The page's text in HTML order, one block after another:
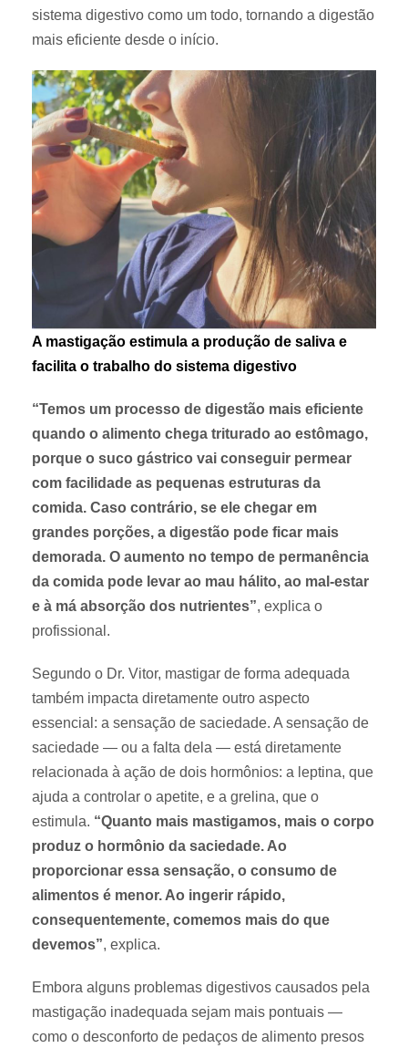
sistema digestivo como um todo, tornando a digestão
mais eficiente desde o início.
A mastigação estimula a produção de saliva e
facilita o trabalho do sistema digestivo
“Temos um processo de digestão mais eficiente
quando o alimento chega triturado ao estômago,
porque o suco gástrico vai conseguir permear
com facilidade as pequenas estruturas da
comida. Caso contrário, se ele chegar em
grandes porções, a digestão pode ficar mais
demorada. O aumento no tempo de permanência
da comida pode levar ao mau hálito, ao mal-estar
e à má absorção dos nutrientes”, explica o
profissional.
Segundo o Dr. Vitor, mastigar de forma adequada
também impacta diretamente outro aspecto
essencial: a sensação de saciedade. A sensação de
saciedade — ou a falta dela — está diretamente
relacionada à ação de dois hormônios: a leptina, que
ajuda a controlar o apetite, e a grelina, que o
estimula. “Quanto mais mastigamos, mais o corpo
produz o hormônio da saciedade. Ao
proporcionar essa sensação, o consumo de
alimentos é menor. Ao ingerir rápido,
consequentemente, comemos mais do que
devemos”, explica.
Embora alguns problemas digestivos causados pela
mastigação inadequada sejam mais pontuais —
como o desconforto de pedaços de alimento presos